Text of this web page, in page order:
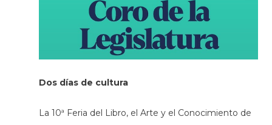
Dos días de cultura
La 10ª Feria del Libro, el Arte y el Conocimiento de